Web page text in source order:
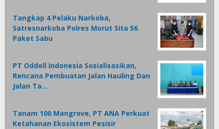
Tangkap 4 Pelaku Narkoba,
Satresnarkoba Polres Morut Sita 56
Paket Sabu
PT Oddell Indonesia Sosialisasikan,
Rencana Pembuatan Jalan Hauling Dan
Jalan Ta…
Tanam 100 Mangrove, PT ANA Perkuat
Ketahanan Ekosistem Pesisir